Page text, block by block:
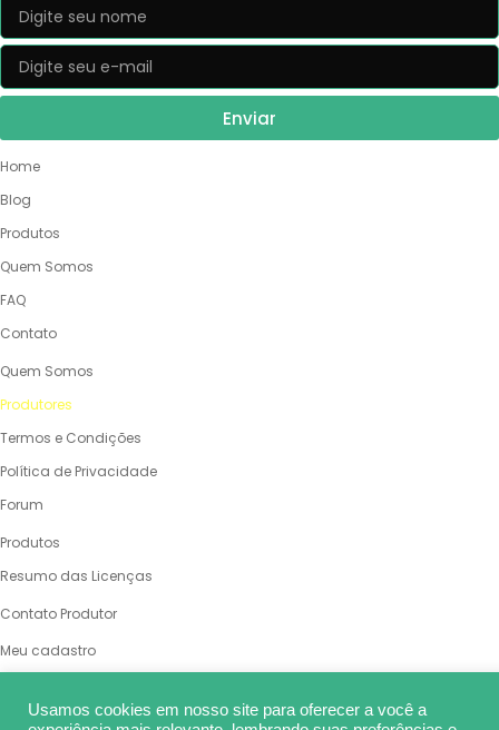
Enviar
Home
Blog
Produtos
Quem Somos
FAQ
Contato
Quem Somos
Produtores
Termos e Condições
Política de Privacidade
Forum
Produtos
Resumo das Licenças
Contato Produtor
Meu cadastro
Meu carrinho
Usamos cookies em nosso site para oferecer a você a